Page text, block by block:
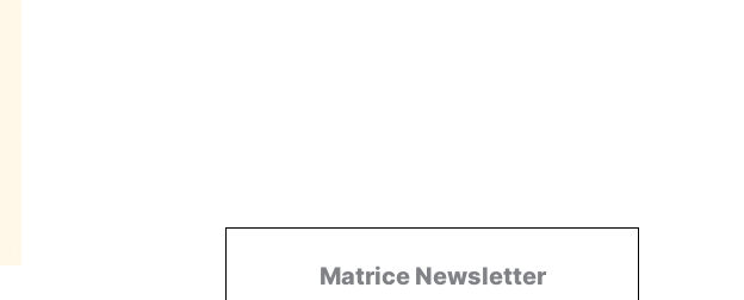
Matrice Newsletter